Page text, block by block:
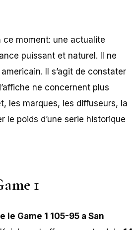
ce moment: une actualite
puissant et naturel. Il ne
Il s’agit de constater
ne concernent plus
les marques, les diffuseurs, la
le poids d’une serie historique
1
le Game 1 105-95 a San